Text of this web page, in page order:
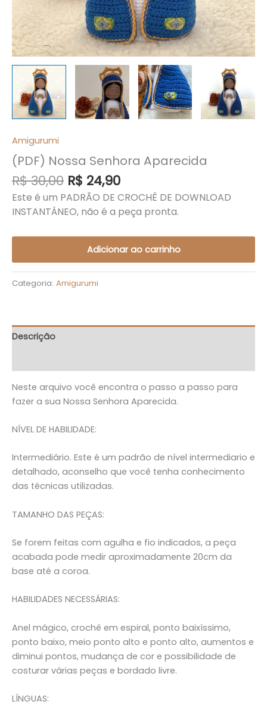
Amigurumi
(PDF) Nossa Senhora Aparecida
R$30,00 R$ 24,90
Este é um PADRÃO DE CROCHÊ DE DOWNLOAD
INSTANTÂNEO, não é a peça pronta.
Adicionar ao carrinho
Categoria: Amigurumi
Descrição
Neste arquivo você encontra o passo a passo para
fazer a sua Nossa Senhora Aparecida.
NÍVEL DE HABILIDADE:
Intermediário. Este é um padrão de nível intermediario e
detalhado, aconselho que você tenha conhecimento
das técnicas utilizadas.
TAMANHO DAS PEÇAS:
Se forem feitas com agulha e fio indicados, a peça
acabada pode medir aproximadamente 20cm da
base até a coroa.
HABILIDADES NECESSÁRIAS:
Anel mágico, crochê em espiral, ponto baixíssimo,
ponto baixo, meio ponto alto e ponto alto, aumentos e
diminui pontos, mudança de cor e possibilidade de
costurar várias peças e bordado livre.
LÍNGUAS: